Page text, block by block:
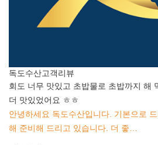
독도수산고객리뷰
회도 너무 맛있고 초밥물로 초밥까지 해
더 맛있었어요 ㅎㅎ
안녕하세요 독도수산입니다. 기본으로
해 준비해 드리고 있습니다. 더 좋…